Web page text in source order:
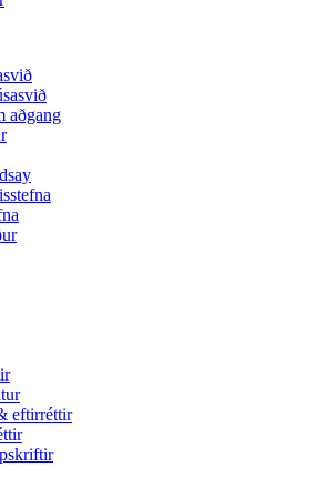
aðgang
eftirréttir